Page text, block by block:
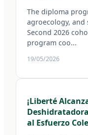
The diploma
agroecology, and
Second 2026
program coo...
19/05/2026
¡Liberté
al Esfuerzo